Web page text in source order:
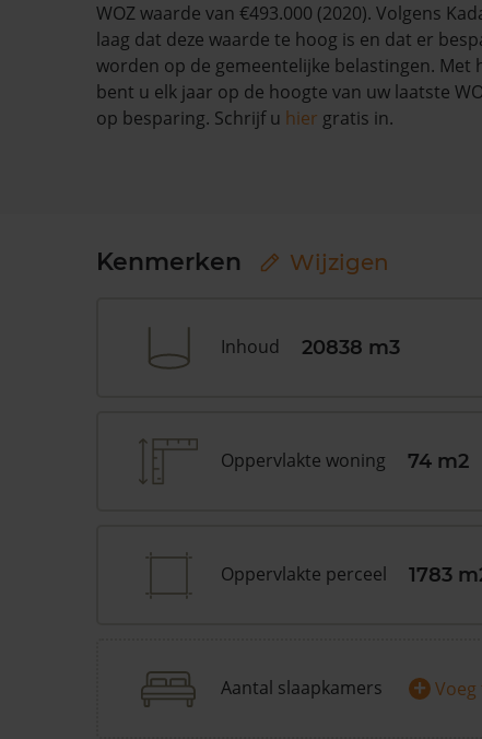
WOZ waarde van €493.000 (2020). Volgens
laag dat deze waarde te hoog is en dat er
worden op de gemeentelijke belastingen. Met
bent u elk jaar op de hoogte van uw laatste
op besparing. Schrijf u hier gratis in.
Kenmerken Wijzigen
Inhoud 20838 m3
Oppervlakte woning 74 m2
Oppervlakte perceel 1783
Aantal slaapkamers + Voeg